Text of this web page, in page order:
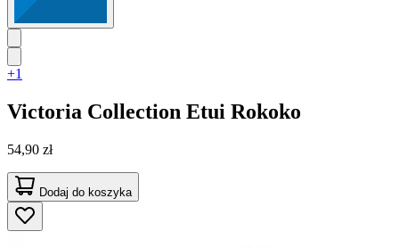
+1
Victoria Collection Etui Rokoko
54,90 zł
Dodaj do koszyka